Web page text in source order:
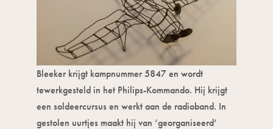
Bleeker krijgt kampnummer 5847 en wordt
tewerkgesteld in het Philips-Kommando. Hij krijgt
een soldeercursus en werkt aan de radioband. In
gestolen uurtjes maakt hij van ‘georganiseerd’